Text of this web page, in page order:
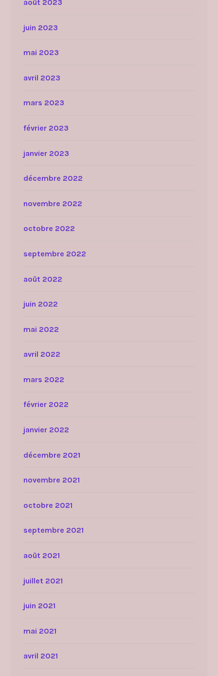
août 2023
juin 2023
mai 2023
avril 2023
mars 2023
février 2023
janvier 2023
décembre 2022
novembre 2022
octobre 2022
septembre 2022
août 2022
juin 2022
mai 2022
avril 2022
mars 2022
février 2022
janvier 2022
décembre 2021
novembre 2021
octobre 2021
septembre 2021
août 2021
juillet 2021
juin 2021
mai 2021
avril 2021